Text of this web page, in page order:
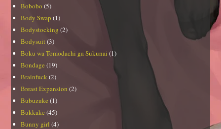
Bobobo (5)
Body Swap (1)
Bodystocking (2)
Bodysuit (3)
Boku wa Tomodachi ga Sukunai (1)
Bondage (19)
Brainfuck (2)
Breast Expansion (2)
Bubuzuke (1)
Bukkake (45)
Bunny girl (4)